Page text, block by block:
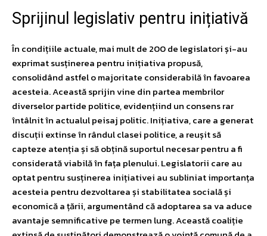
Sprijinul legislativ pentru inițiativă
În condițiile actuale, mai mult de 200 de legislatori și-au
exprimat susținerea pentru inițiativa propusă,
consolidând astfel o majoritate considerabilă în favoarea
acesteia. Această sprijin vine din partea membrilor
diverselor partide politice, evidențiind un consens rar
întâlnit în actualul peisaj politic. Inițiativa, care a generat
discuții extinse în rândul clasei politice, a reușit să
capteze atenția și să obțină suportul necesar pentru a fi
considerată viabilă în fața plenului. Legislatorii care au
optat pentru susținerea inițiativei au subliniat importanța
acesteia pentru dezvoltarea și stabilitatea socială și
economică a țării, argumentând că adoptarea sa va aduce
avantaje semnificative pe termen lung. Această coaliție